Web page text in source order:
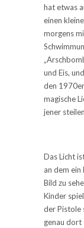
hat etwas
einen
morgens
und Eis,
den
magische
jener
Das Licht
an dem
Bild zu
Kinder
der Pistole
genau dort